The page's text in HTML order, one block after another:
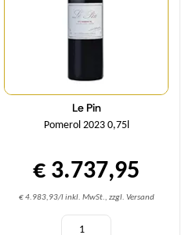
Le Pin
Pomerol 2023 0,75l
€ 3.737,95
€ 4.983,93/l inkl. MwSt., zzgl. Versand